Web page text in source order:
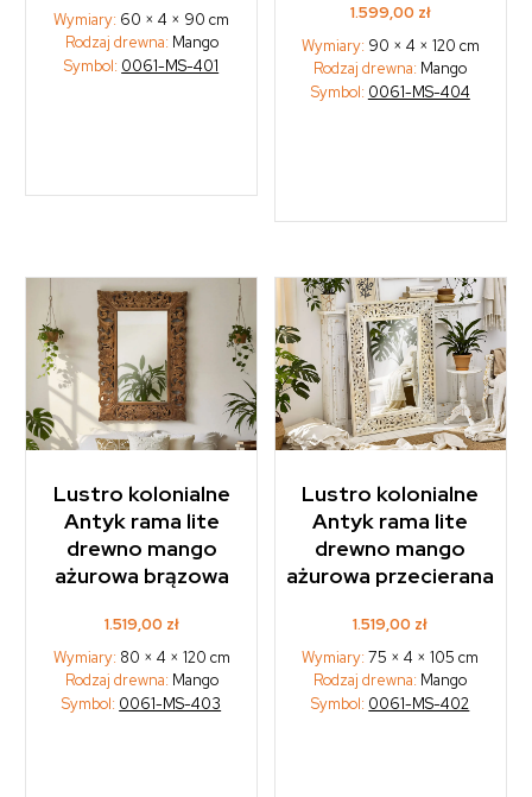
Wymiary: 60 × 4 × 90 cm
Rodzaj drewna: Mango
Symbol: 0061-MS-401
1.599,00 zł
Wymiary: 90 × 4 × 120 cm
Rodzaj drewna: Mango
Symbol: 0061-MS-404
Lustro kolonialne
Antyk rama lite
drewno mango
ażurowa brązowa
1.519,00 zł
Wymiary: 80 × 4 × 120 cm
Rodzaj drewna: Mango
Symbol: 0061-MS-403
Lustro kolonialne
Antyk rama lite
drewno mango
ażurowa przecierana
1.519,00 zł
Wymiary:75 × 4 × 105 cm
Rodzaj drewna: Mango
Symbol: 0061-MS-402